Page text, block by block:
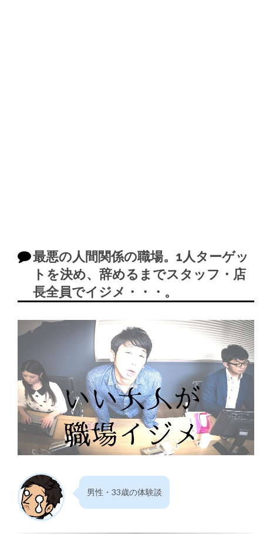
最悪の人間関係の職場。1人ターゲッ
トを決め、辞めるまでスタッフ・店
長全員でイジメ・・・。
男性・33歳の体験談